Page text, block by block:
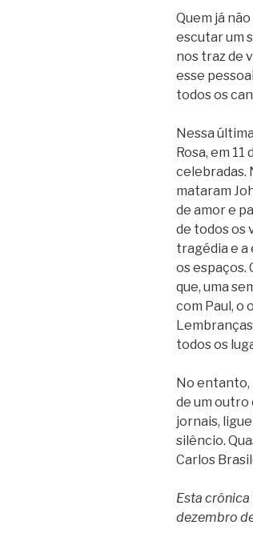
Quem já
escutar um
nos traz de
esse
todos os
Nessa
Rosa, em
celebradas.
mataram
de amor e
de todos os
tragédia e a
os espaços.
que, uma
com Paul, o
todos os
No entanto,
de um
jornais,
silêncio.
Carlos
Esta
dezembro